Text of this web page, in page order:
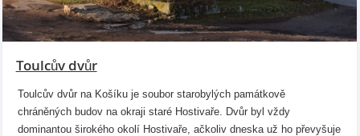
Toulcův dvůr
Toulcův dvůr na Košíku je soubor starobylých památkově
chráněných budov na okraji staré Hostivaře. Dvůr byl vždy
dominantou širokého okolí Hostivaře, ačkoliv dneska už ho převyšuje